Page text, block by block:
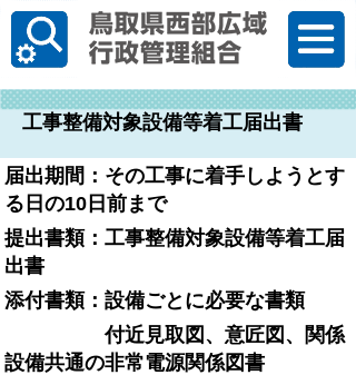
한국어
工事整備対象設備等着工届出書
届出期間：その工事に着手しようとす
る日の10日前まで
提出書類： 工事整備対象設備等着工届
出書
添付書類：設備ごとに必要な書類
付近見取図、意匠図、関係
設備共通の非常電源関係図書